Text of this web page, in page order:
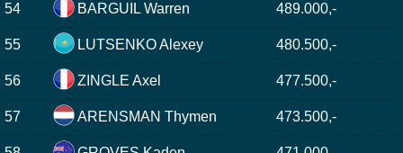
54 BARGUIL Warren 489.000,-
55 LUTSENKO Alexey 480.500,-
56 ZINGLE Axel 477.500,-
57 ARENSMAN Thymen 473.500,-